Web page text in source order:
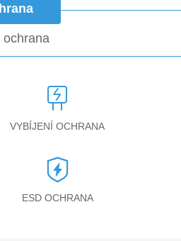
VYBÍJENÍ OCHRANA
ESD OCHRANA